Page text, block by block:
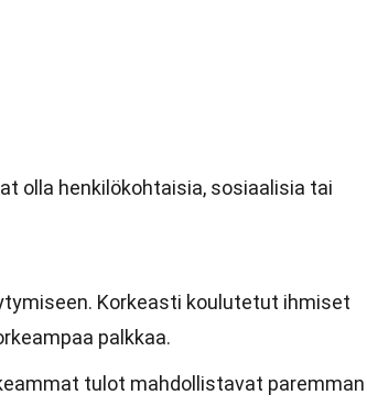
olla henkilökohtaisia, sosiaalisia tai
Korkeasti koulutetut ihmiset
palkkaa.
tulot mahdollistavat paremman